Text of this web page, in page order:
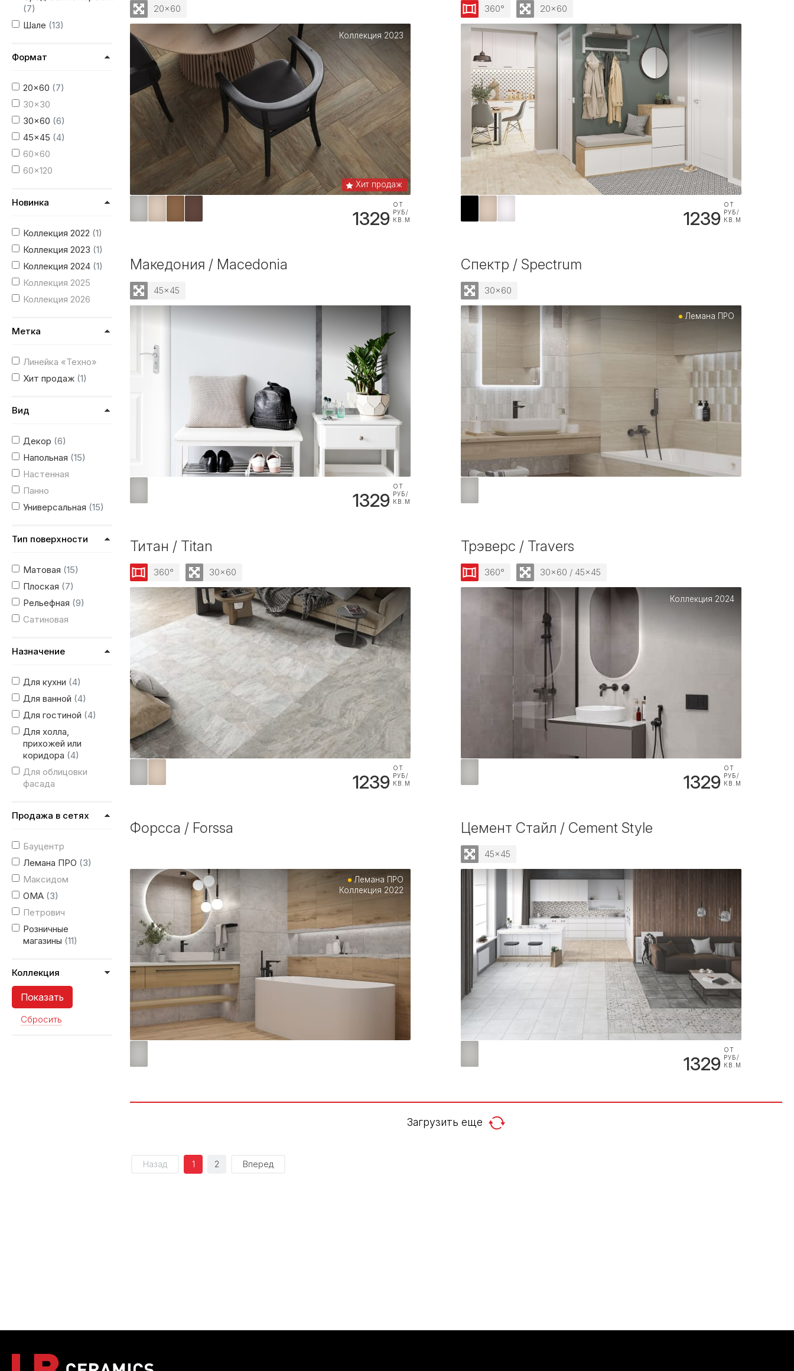
20x60
Коллекция 2023
Хит продаж
1329
ОТ
РУБ/
КВ.М
360° 20x60
1239
ОТ
РУБ/
КВ.М
Македония / Macedonia
45x45
1329
ОТ
РУБ/
КВ.М
Спектр / Spectrum
30x60
Лемана ПРО
Титан / Titan
360° 30x60
1239
ОТ
РУБ/
КВ.М
Трэверс / Travers
360° 30x60 / 45x45
Коллекция 2024
1329
ОТ
РУБ/
КВ.М
Форсса / Forssa
Лемана ПРО
Коллекция 2022
Цемент Стайл / Cement Style
45x45
1329
ОТ
РУБ/
КВ.М
Загрузить еще
Назад 1 2 Вперед
(7)
Шале (13)
Формат
20x60 (7)
30x30
30x60 (6)
45x45 (4)
60x60
60x120
Новинка
Коллекция 2022 (1)
Коллекция 2023 (1)
Коллекция 2024 (1)
Коллекция 2025
Коллекция 2026
Метка
Линейка «Техно»
Хит продаж (1)
Вид
Декор (6)
Напольная (15)
Настенная
Панно
Универсальная (15)
Тип поверхности
Матовая (15)
Плоская (7)
Рельефная (9)
Сатиновая
Назначение
Для кухни (4)
Для ванной (4)
Для гостиной (4)
Для холла,
прихожей или
коридора (4)
Для облицовки
фасада
Продажа в сетях
Бауцентр
Лемана ПРО (3)
Максидом
ОМА (3)
Петрович
Розничные
магазины (11)
Коллекция
Сбросить